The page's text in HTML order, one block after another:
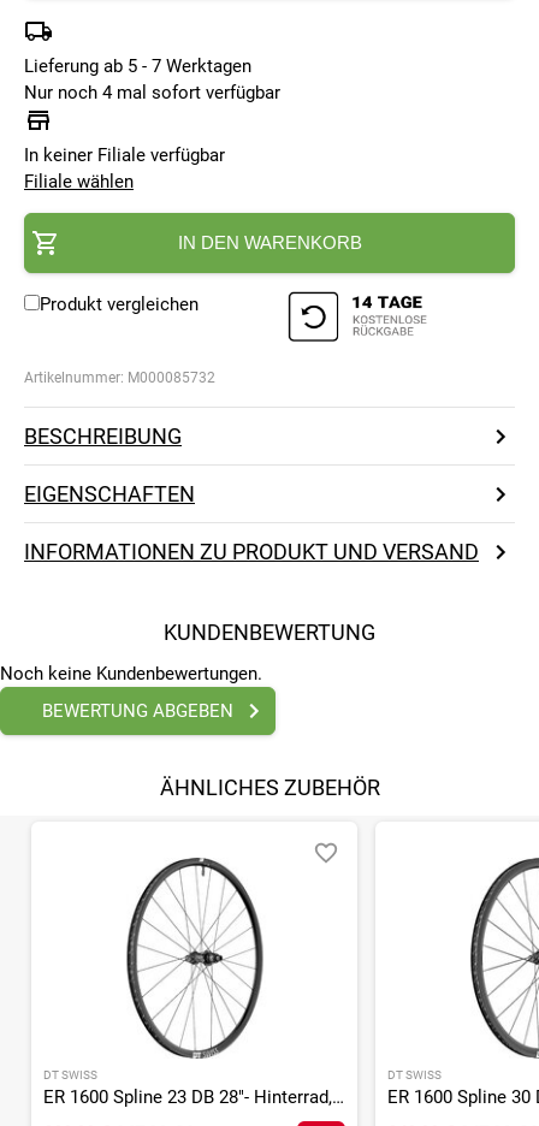
Lieferung ab 5 - 7 Werktagen
Nur noch 4 mal sofort verfügbar
In keiner Filiale verfügbar
Filiale wählen
IN DEN WARENKORB
Produkt vergleichen
Artikelnummer: M000085732
BESCHREIBUNG
EIGENSCHAFTEN
INFORMATIONEN ZU PRODUKT UND VERSAND
KUNDENBEWERTUNG
Noch keine Kundenbewertungen.
BEWERTUNG ABGEBEN
ÄHNLICHES ZUBEHÖR
DT SWISS
ER 1600 Spline 23 DB 28"- Hinterrad, SRAM XDR
DT SWISS